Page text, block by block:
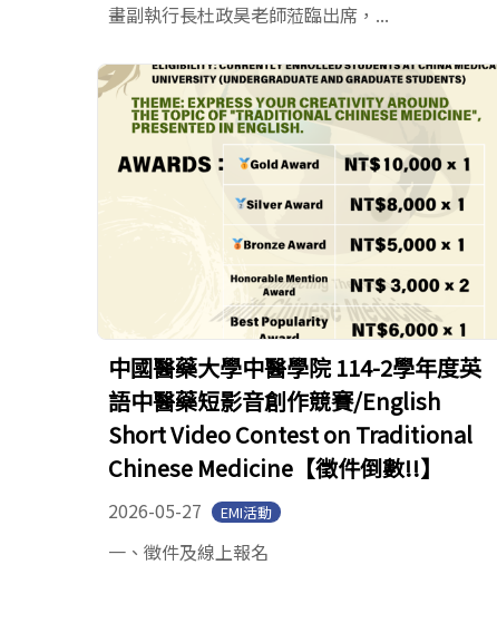
畫副執行長杜政昊老師蒞臨出席，...
中國醫藥大學中醫學院 114-2學年度英
語中醫藥短影音創作競賽/English
Short Video Contest on Traditional
Chinese Medicine【徵件倒數!!】
2026-05-27 EMI活動
一、徵件及線上報名